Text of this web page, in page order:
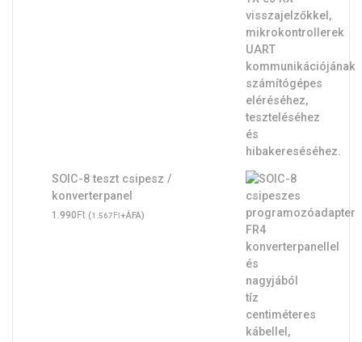
SOIC-8 teszt csipesz /
konverterpanel
1.990Ft (1.567Ft+ÁFA)